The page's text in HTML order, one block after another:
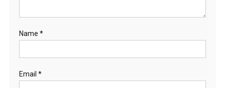
Name *
Email *